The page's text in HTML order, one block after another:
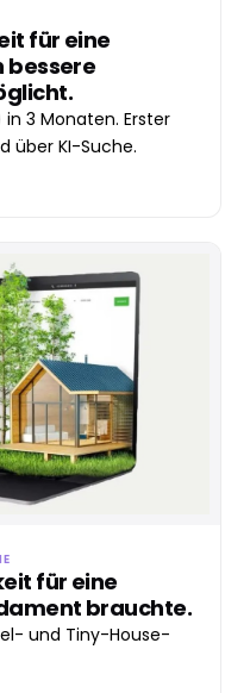
für eine
bessere
in 3 Monaten. Erster
über KI-Suche.
für eine
brauchte.
und Tiny-House-